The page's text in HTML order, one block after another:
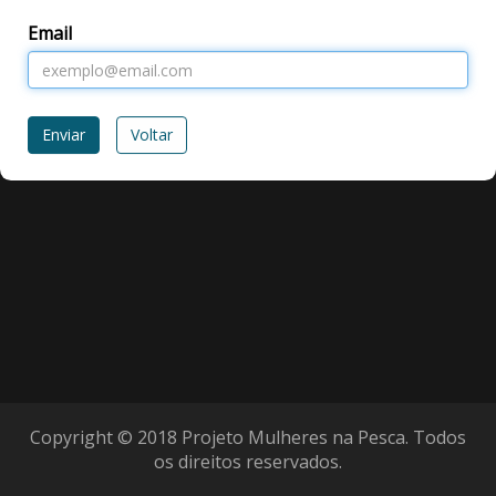
Email
Voltar
Copyright © 2018 Projeto Mulheres na Pesca. Todos
os direitos reservados.